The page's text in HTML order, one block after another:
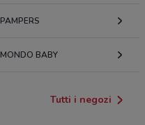
PAMPERS
MONDO BABY
Tutti i negozi